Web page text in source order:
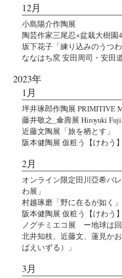
12月
小島陽介作陶展
陶芸作家三尾忍×盆栽大樹園
坂下花子「練り込みのうつわ
ななはち窯 安田周司・安田
2023年
1月
坪井琢郎作陶展 PRIMITIVE
藤井敬之_傘壽展 Hiroyuki
近藤文陶展「旅を栖とす」
阪本健陶展 仮粧う【けわう】
2月
オンライン限定田川亞希バ
わ展」
村越琢磨「野に在るが如く」
阪本健陶展 仮粧う【けわう】
ノグチミエコ展 ー地球は
北井知枝、近藤文、蓮見か
ばえいずる）」
3月